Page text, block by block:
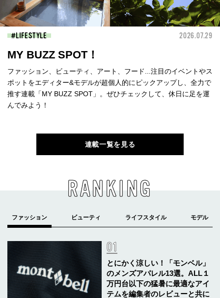
LIFESTYLE 2026.07.29
MY BUZZ SPOT！
ファッション、ビューティ、アート、フード...注目のイベントやス
ポットをエディター&モデルが超個人的にピックアップし、全力で
推す連載「MY BUZZ SPOT」。ぜひチェックして、休日に足を運
んでみよう！
連載一覧を見る
RANKING
とにかく涼しい！「モンベル」
のメンズアパレル13選。ALL１
万円台以下の猛暑に最適なアイ
テムを編集者のレビューと共に